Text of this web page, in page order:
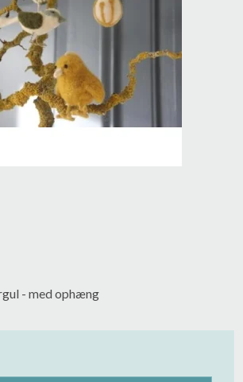
- med ophæng